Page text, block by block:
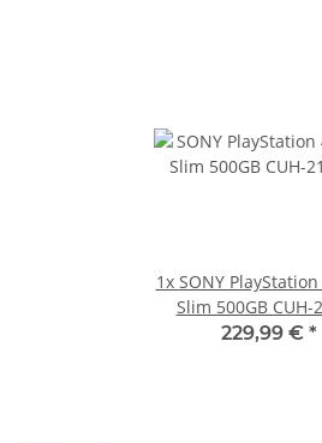
1x SONY
Slim 500GB CUH-
gebraucht +
229,99 € *